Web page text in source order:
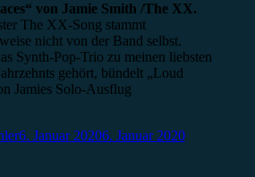
von Jamie Smith /The XX.
The XX-Song stammt
nicht von der Band selbst.
Synth-Pop-Trio zu meinen liebsten
gehört, bündelt „Loud
Jamies Solo-Ausflug
6. Januar 20206. Januar 2020